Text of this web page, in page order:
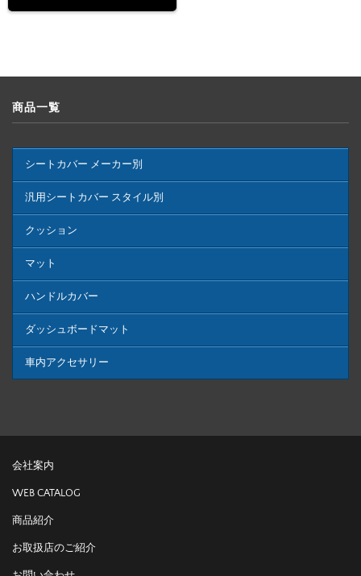
商品一覧
シートカバー メーカー別
汎用シートカバー スタイル別
クッション
マット
ハンドルカバー
ダッシュボードマット
車内アクセサリー
会社案内
WEB CATALOG
商品紹介
お取扱店のご紹介